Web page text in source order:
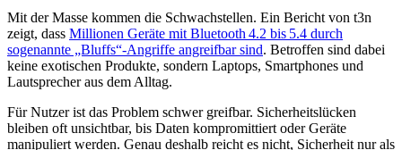
Mit der Masse kommen die Schwachstellen. Ein Bericht von t3n
zeigt, dass Millionen Geräte mit Bluetooth 4.2 bis 5.4 durch
sogenannte „Bluffs“-Angriffe angreifbar sind. Betroffen sind dabei
keine exotischen Produkte, sondern Laptops, Smartphones und
Lautsprecher aus dem Alltag.
Für Nutzer ist das Problem schwer greifbar. Sicherheitslücken
bleiben oft unsichtbar, bis Daten kompromittiert oder Geräte
manipuliert werden. Genau deshalb reicht es nicht, Sicherheit nur als